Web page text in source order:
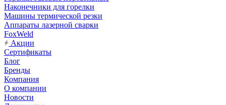
Наконечники для горелки
Машины термической резки
Аппараты лазерной сварки
FoxWeld
Акции
Сертификаты
Блог
Бренды
Компания
О компании
Новости